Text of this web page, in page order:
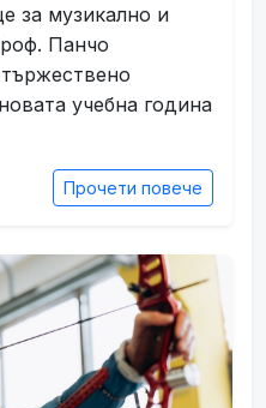
за музикално и
Панчо
учебна година
Прочети повече